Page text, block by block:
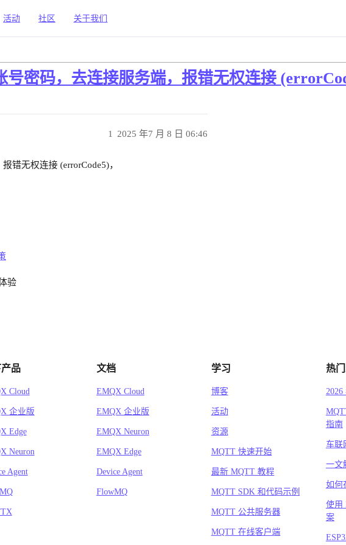
活动 社区 关于我们
密码，去连接服务端，报错无权连接
2025 年7 月 8 日 06:46
1
错无权连接 (errorCode5)，
验
品
Cloud
企业版
Edge
Neuron
Agent
文档
EMQX Cloud
EMQX 企业版
EMQX Neuron
EMQX Edge
Device Agent
FlowMQ
学习
博客
活动
资源
MQTT 快速开始
最新 MQTT 教程
MQTT SDK 和代码示例
MQTT 公共服务器
MQTT 在线客户端
热
指南
车联
一文
如何
使用
案